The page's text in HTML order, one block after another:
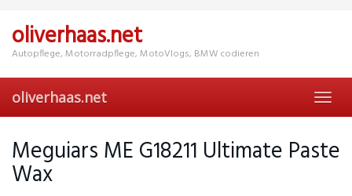
main
content
oliverhaas.net
Autopflege, Motorradpflege, MotoVlogs, BMW codieren
oliverhaas.net
Meguiars ME G18211 Ultimate Paste
Wax